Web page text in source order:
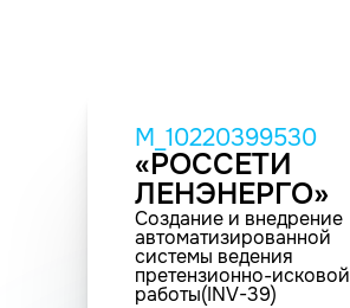
M_10220399530
«РОССЕТИ
ЛЕНЭНЕРГО»
Создание и внедрение
автоматизированной
системы ведения
претензионно-исковой
работы(INV-39)